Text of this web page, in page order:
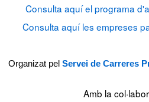
Consulta aquí el programa
Consulta aquí les empreses
Organizat pel Servei de Carreres
Amb la